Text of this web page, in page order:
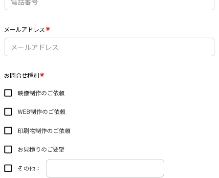
メールアドレス
お問合せ種別
映像制作のご依頼
WEB制作のご依頼
印刷物制作のご依頼
お見積りのご要望
その他：